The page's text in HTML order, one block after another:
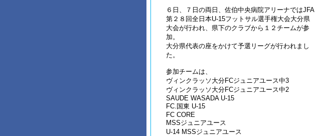
６日、７日の両日、佐伯中央病院アリーナではJFA
第２８回全日本U-15フットサル選手権大会大分県
大会が行われ、県下のクラブから１２チームが参
加。
大分県代表の座をかけて予選リーグが行われまし
た。
参加チームは、
ヴィンクラッソ大分FCジュニアユース中3
ヴィンクラッソ大分FCジュニアユース中2
SAUDE WASADA U-15
FC.国東 U-15
FC CORE
MSSジュニアユース
U-14 MSSジュニアユース